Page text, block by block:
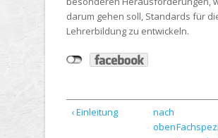
darum gehen soll, Standards für
Lehrerbildung zu entwickeln.
‹ Einleitung
nach
oben